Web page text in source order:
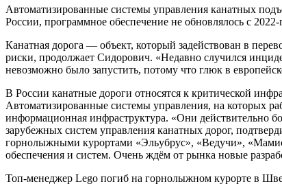
Автоматизированные системы управления канатных
России, программное обеспечение не обновлялось с
Канатная дорога — объект, который задействован в
риски, продолжает Сидорович. «Недавно случился
невозможно было запустить, потому что глюк в
В России канатные дороги относятся к критической
Автоматизированные системы управления, на которых
информационная инфраструктура. «Они действительно
зарубежных систем управления канатных дорог,
горнолыжными курортами «Эльубрус», «Ведучи»,
обеспечения и систем. Очень ждём от рынка новые
Топ-менеджер Lego погиб на горнолыжном курорте в